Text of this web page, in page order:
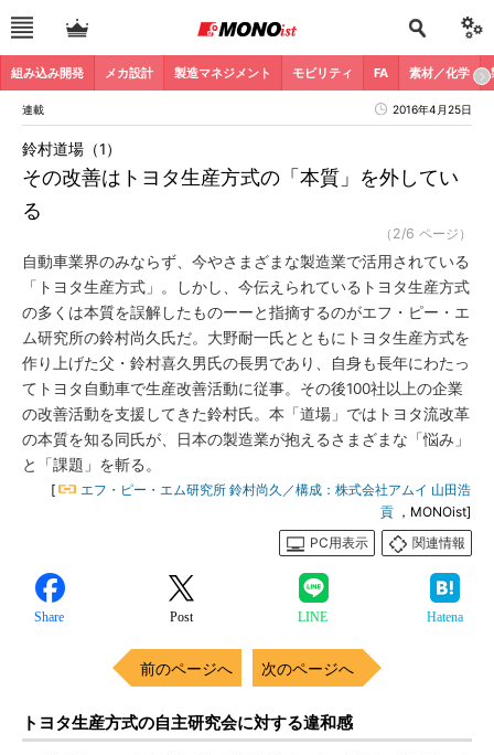
組み込み開発 メカ設計 製造マネジメント モビリティ FA 素材／化学
連載 2016年4月25日
その改善はトヨタ生産方式の「本質」を外してい
る
鈴村道場（1）
（2/6 ページ）
自動車業界のみならず、今やさまざまな製造業で活用されている
「トヨタ生産方式」。しかし、今伝えられているトヨタ生産方式
の多くは本質を誤解したものーーと指摘するのがエフ・ピー・エ
ム研究所の鈴村尚久氏だ。大野耐一氏とともにトヨタ生産方式を
作り上げた父・鈴村喜久男氏の長男であり、自身も長年にわたっ
てトヨタ自動車で生産改善活動に従事。その後100社以上の企業
の改善活動を支援してきた鈴村氏。本「道場」ではトヨタ流改革
の本質を知る同氏が、日本の製造業が抱えるさまざまな「悩み」
と「課題」を斬る。
[
エフ・ピー・エム研究所 鈴村尚久／構成：株式会社アムイ 山田浩
貢 ，MONOist]
PC用表示
関連情報
Share Post LINE Hatena
前のページへ 次のページへ
トヨタ生産方式の自主研究会に対する違和感